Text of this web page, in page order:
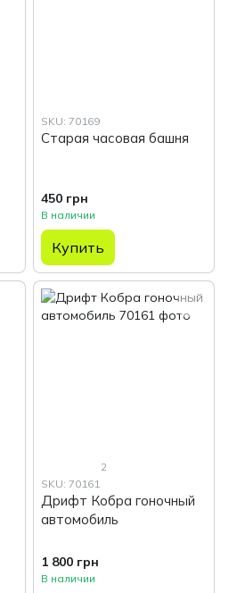
SKU: 70169
Старая часовая башня
450 грн
В наличии
Купить
2
SKU: 70161
Дрифт Кобра гоночный
автомобиль
1 800 грн
В наличии